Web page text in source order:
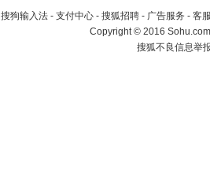
搜狗输入法 - 支付中心 - 搜狐招聘 - 广告服务 - 客
Copyright©2016
搜狐不良信息举